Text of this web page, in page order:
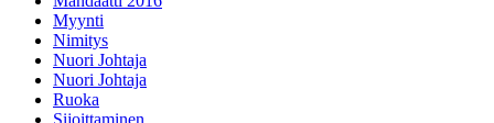
Myynti
Nimitys
Nuori Johtaja
Nuori Johtaja
Ruoka
Sijoittaminen